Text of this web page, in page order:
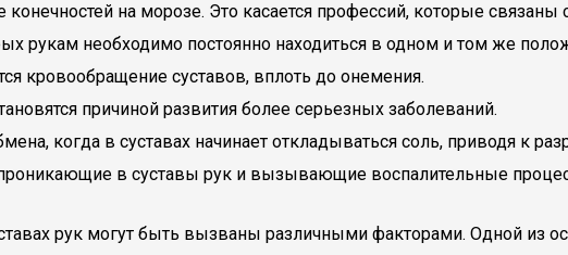
на морозе. Это касается профессий, которые связаны
рукам необходимо постоянно находиться в одном и том же
кровообращение суставов, вплоть до онемения.
причиной развития более серьезных заболеваний.
когда в суставах начинает откладываться соль, приводя к
в суставы рук и вызывающие воспалительные
рук могут быть вызваны различными факторами. Одной из